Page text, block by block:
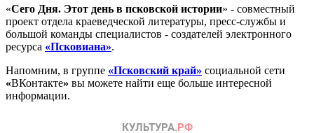
«Сего Дня. Этот день в псковской истории» - совместный
проект отдела краеведческой литературы, пресс-службы и
большой команды специалистов - создателей электронного
ресурса «Псковиана».
Напомним, в группе «Псковский край» социальной сети
«ВКонтакте» вы можете найти еще больше интересной
информации.